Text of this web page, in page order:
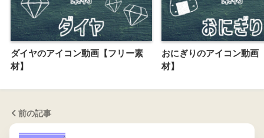
ダイヤのアイコン動画【フリー素
材】
おにぎりのアイコン動画
材】
前の記事